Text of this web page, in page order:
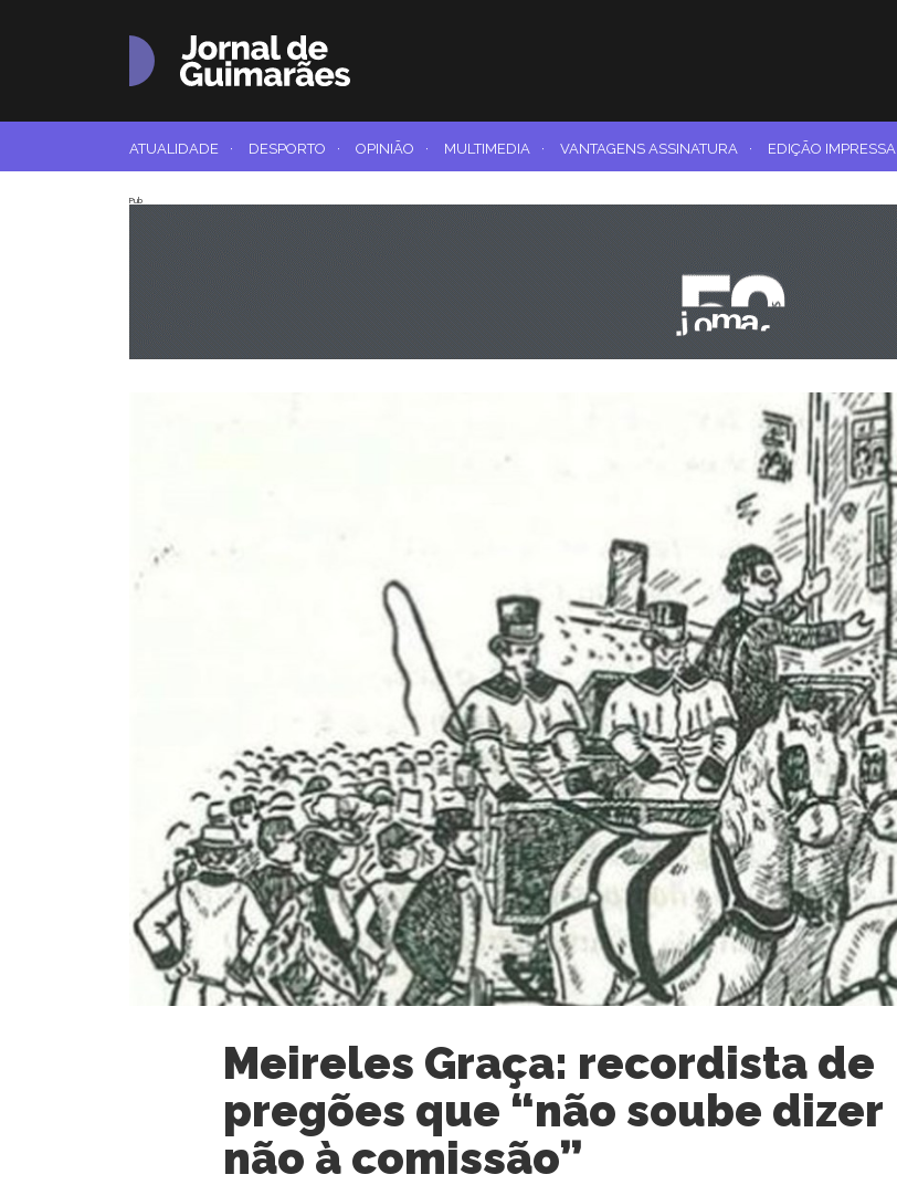
ATUALIDADE · DESPORTO · OPINIÃO · MULTIMEDIA · VANTAGENS ASSINATURA · EDIÇÃO IMPRESSA
Pub
Meireles Graça: recordista de
pregões que “não soube dizer
não à comissão”